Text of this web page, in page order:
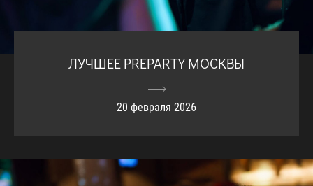
ЛУЧШЕЕ PREPARTY МОСКВЫ
20 февраля 2026